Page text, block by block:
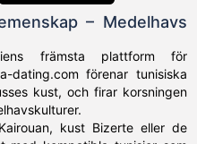
– Medelhavs
främsta plattform för
dating.com förenar tunisiska
kust, och firar korsningen
kust Bizerte eller de